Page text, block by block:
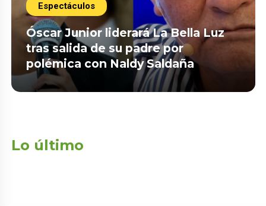
Espectáculos
Óscar Junior liderará La Bella Luz
tras salida de su padre por
polémica con Naldy Saldaña
Lo último